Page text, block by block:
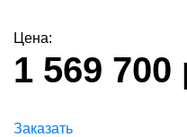
Цена:
1 569 700
Заказать